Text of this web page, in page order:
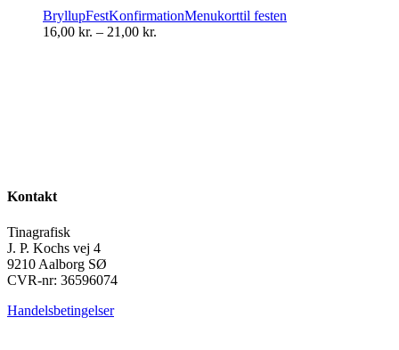
varianter.
Mulighederne
kan
BryllupFestKonfirmationMenukorttil festen
16,00 kr. – 21,00 kr.
Kontakt
Tinagrafisk
J. P. Kochs vej 4
9210 Aalborg SØ
CVR-nr: 36596074
Handelsbetingelser